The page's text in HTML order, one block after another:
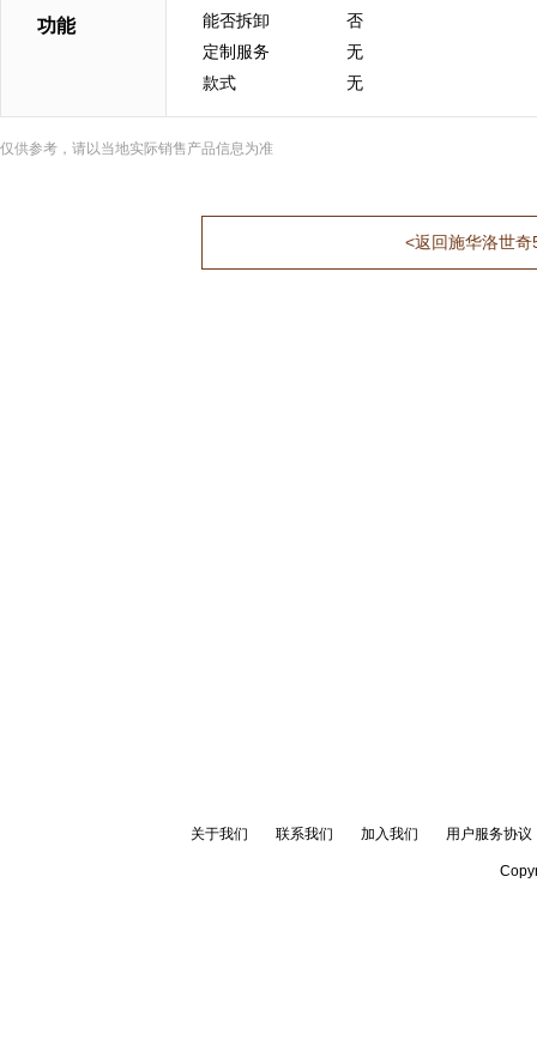
功能 能否拆卸
否
定制服务
无
款式
无
仅供参考，请以当地实际销售产品信息为准
<返回施华洛世
关于我们 联系我们 加入我们 用户服务协议